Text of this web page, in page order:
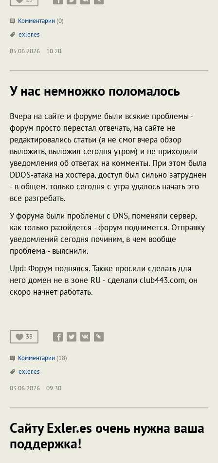
Комментарии (0)
exler.es
05.06.2026
10:20
У нас немножко поломалось
Вчера на сайте и форуме были всякие проблемы -
форум просто перестал отвечать, на сайте не
редактировались статьи (я не смог вчера обзор
выложить, выложил сегодня утром) и не приходили
уведомления об ответах на комменты. При этом была
DDOS-атака на хостера, доступ был сильно затруднен
- в общем, только сегодня с утра удалось начать это
все разгребать.
У форума были проблемы с DNS, поменяли сервер,
как только разойдется - форум поднимется. Отправку
уведомлений сегодня починим, в чем вообще
проблема - выяснили.
Upd: Форум поднялся. Также просили сделать для
него домен не в зоне RU - сделали club443.com, он
скоро начнет работать.
33
Комментарии (18)
exler.es
03.06.2026
09:30
Сайту Exler.es очень нужна ваша
поддержка!